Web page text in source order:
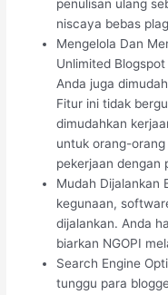
penulisan ulang
niscaya bebas
Mengelola Dan
Unlimited
Anda juga
Fitur ini tidak
dimudahkan
untuk orang-
pekerjaan dengan
Mudah Dijalankan
kegunaan,
dijalankan. Anda
biarkan NGOPI
Search Engine
tunggu para